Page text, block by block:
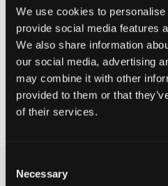
We use cookies to
provide social media features
We also share information
our social media, advertising
may combine it with other
provided to them or that
of their services.
Selection
Necessary
WÄHLEN SIE EINE
Schnelle lieferung
Gratis versand über €69
Hellgrüner Strickpullover von